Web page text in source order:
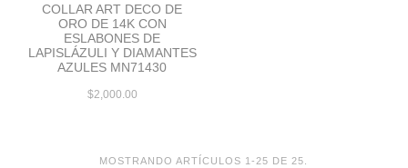
COLLAR ART DECO DE
ORO DE 14K CON
ESLABONES DE
LAPISLÁZULI Y DIAMANTES
AZULES MN71430
$2,000.00
MOSTRANDO ARTÍCULOS 1-25 DE 25.